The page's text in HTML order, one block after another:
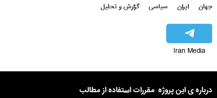
جهان ایران سیاسی گزارش و تحلیل
Iran Media
درباره ی این پروژه مقررات استفاده از مطالب